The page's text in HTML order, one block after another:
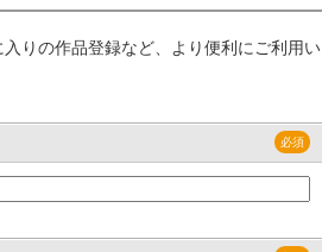
りの作品登録など、より便利にご利用い